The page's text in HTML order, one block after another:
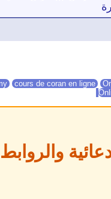
cours de coran en ligne
والروابط